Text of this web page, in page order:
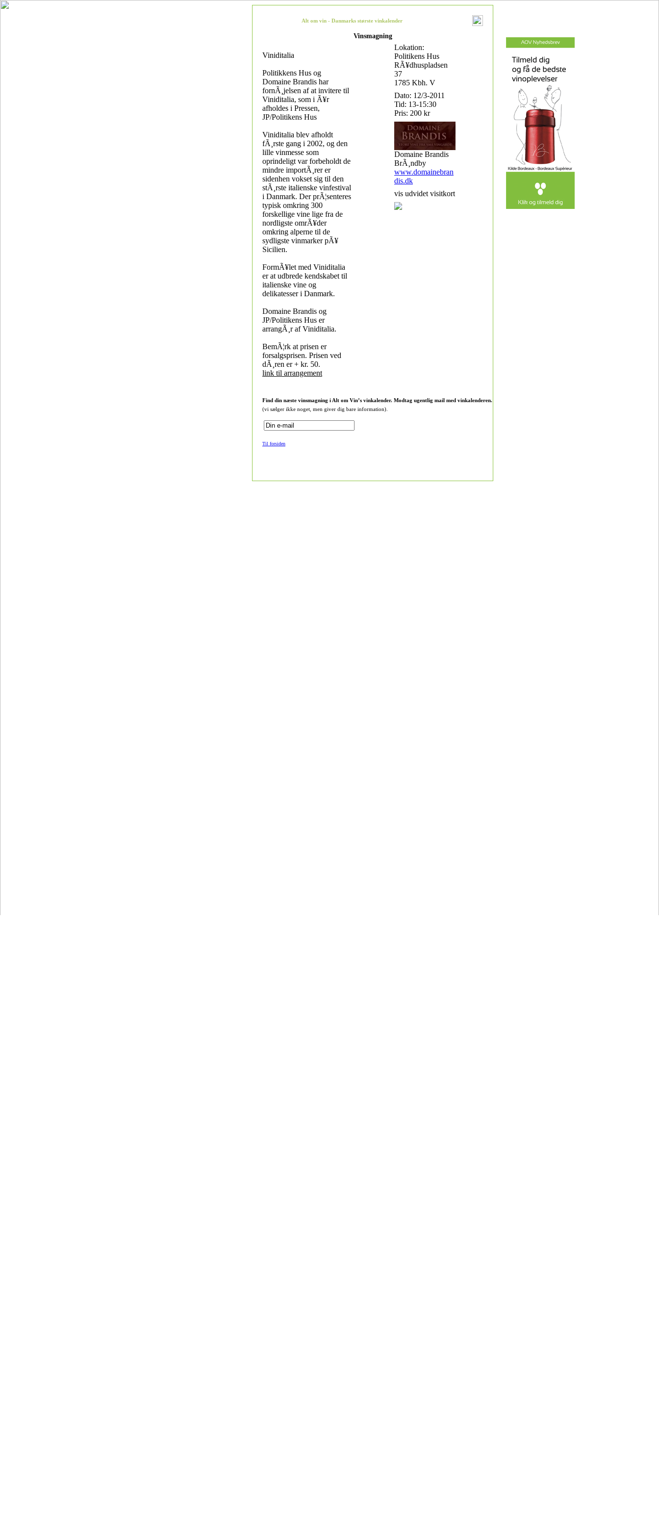
Alt om vin - Danmarks største vinkalender
Vinsmagning
Viniditalia
Politikkens Hus og
Domaine Brandis har
fornÃ¸jelsen af at invitere til
Viniditalia, som i Ã¥r
afholdes i Pressen,
JP/Politikens Hus
Viniditalia blev afholdt
fÃ¸rste gang i 2002, og den
lille vinmesse som
oprindeligt var forbeholdt de
mindre importÃ¸rer er
sidenhen vokset sig til den
stÃ¸rste italienske vinfestival
i Danmark. Der prÃ¦senteres
typisk omkring 300
forskellige vine lige fra de
nordligste omrÃ¥der
omkring alperne til de
sydligste vinmarker pÃ¥
Sicilien.
FormÃ¥let med Viniditalia
er at udbrede kendskabet til
italienske vine og
delikatesser i Danmark.
Domaine Brandis og
JP/Politikens Hus er
arrangÃ¸r af Viniditalia.
BemÃ¦rk at prisen er
forsalgsprisen. Prisen ved
dÃ¸ren er + kr. 50.
link til arrangement
Lokation:
Politikens Hus
RÃ¥dhuspladsen
37
1785 Kbh. V
Dato: 12/3-2011
Tid: 13-15:30
Pris: 200 kr
Domaine Brandis
BrÃ¸ndby
www.domainebran
dis.dk
vis udvidet visitkort
Find din næste vinsmagning i Alt om Vin’s vinkalender. Modtag ugentlig mail med vinkalenderen.
(vi sælger ikke noget, men giver dig bare information).
Til forsiden